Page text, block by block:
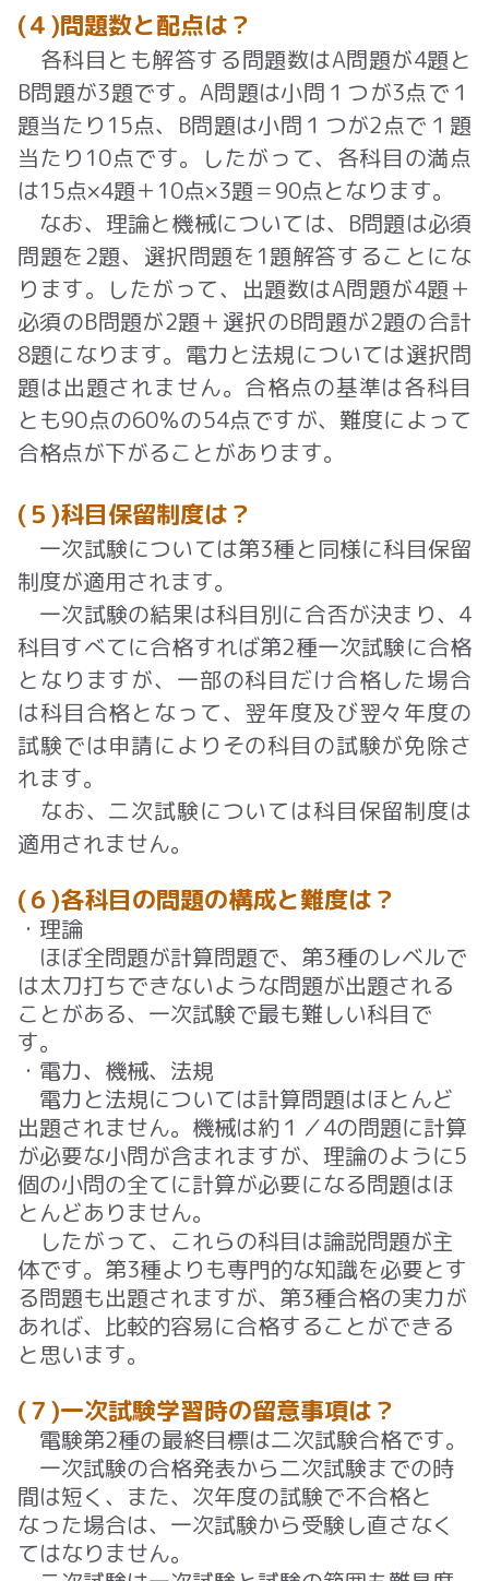
(４)問題数と配点は？
各科目とも解答する問題数はA問題が4題と
B問題が3題です。A問題は小問１つが3点で１
題当たり 15点、 B問題は小問１つが2点で１題
当たり 10点です。したがって、各科目の満点
は15点×4題＋ 10点×3題＝90点となります。
なお、理論と機械については、 B問題は必須
問題を2題、選択問題を 1題解答することにな
ります。したがって、出題数はA問題が4題＋
必須のB問題が2題＋選択のB問題が2題の合計
8題になります。電力と法規については選択問
題は出題されません。 合格点の基準は各科目
とも90点の60％の54点ですが、難度によって
合格点が下がることがあります。
(５)科目保留制度は？
一次試験については第3種と同様に科目保留
制度が適用されます。
一次試験の結果は科目別に合否が決まり、 4
科目すべてに合格すれば第2種一次試験に合格
となりますが、一部の科目だけ合格した場合
は科目合格となって、翌年度及び翌々年度の
試験では申請によりその科目の試験が免除さ
れます。
なお、二次試験については科目保留制度は
適用されません。
(６)各科目の問題の構成と難度は？
・理論
ほぼ全問題が計算問題で、第3種のレベルで
は太刀打ちできないような問題が出題される
ことがある、一次試験で最も難しい科目で
す。
・電力、機械、法規
電力と法規については計算問題はほとんど
出題されません。機械は約１／4の問題に計算
が必要な小問が含まれますが、理論のように5
個の小問の全てに計算が必要になる問題はほ
とんどありません。
したがって、これらの科目は論説問題が主
体です。第3種よりも専門的な知識を必要とす
る問題も出題されますが、第3種合格の実力が
あれば、比較的容易に合格することができる
と思います。
(７)一次試験学習時の留意事項は？
電験第2種の最終目標は二次試験合格です。
一次試験の合格発表から二次試験までの時
間は短く、また、次年度の試験で不合格と
なった場合は、一次試験から受験し直さなく
てはなりません。